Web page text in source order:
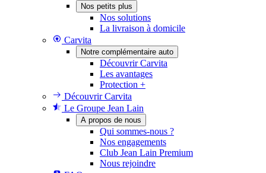
Nos petits plus
Nos solutions
La livraison à domicile
Carvita
Notre complémentaire auto
Découvrir Carvita
Les avantages
Protection +
Découvrir Carvita
Le Groupe Jean Lain
A propos de nous
Qui sommes-nous ?
Nos engagements
Club Jean Lain Premium
Nous rejoindre